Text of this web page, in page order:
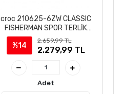
croc 210625-6ZW CLASSIC
FISHERMAN SPOR TERLİK
SANDALET
%14
2.659,99 TL
2.279,99 TL
Adet